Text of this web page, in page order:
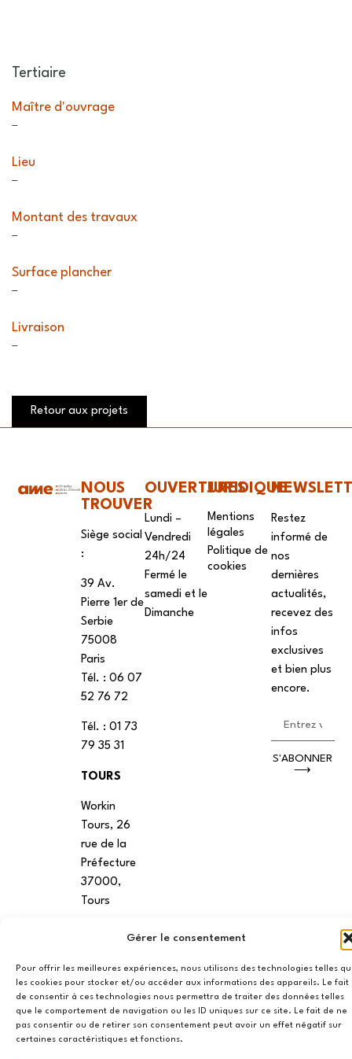
Gérer le consentement
Pour offrir les meilleures expériences, nous utilisons des technologies telles
les cookies pour stocker et/ou accéder aux informations des appareils. Le fait
de consentir à ces technologies nous permettra de traiter des données telles
que le comportement de navigation ou les ID uniques sur ce site. Le fait de ne
pas consentir ou de retirer son consentement peut avoir un effet négatif sur
certaines caractéristiques et fonctions.
Tertiaire
Maître d'ouvrage
–
Lieu
–
Montant des travaux
–
Surface plancher
–
Livraison
–
Retour aux projets
NOUS
TROUVER
Siège social
:
39 Av.
Pierre 1er de
Serbie
75008
Paris
Tél. : ‭06 07
52 76 72
Tél. : 01 73
79 35 31
TOURS
Workin
Tours, 26
rue de la
Préfecture
37000,
Tours
VANNES
39 RUE du
Douët Neuf
56270
Ploemeur
OUVERTURES
Lundi –
Vendredi
24h/24
Fermé le
samedi et le
Dimanche
JURIDIQUE
Mentions
légales
Politique de
cookies
Restez
informé de
nos
dernières
actualités,
recevez des
infos
exclusives
et bien plus
encore.
S'ABONNER
⟶